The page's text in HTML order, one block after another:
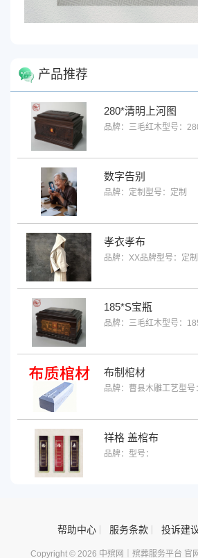
产品推荐
280*清明上河图
品牌：三毛红木型号：
数字告别
品牌：定制 型号：定制
孝衣孝布
品牌：XX品牌型号：定制
185*S宝瓶
品牌：三毛红木型号：
布制棺材
品牌：曹县木雕工艺型号
祥格 盖棺布
品牌： 型号：
帮助中心 服务条款 投诉建
Copyright © 2026 中殡网｜殡葬服务平台 官